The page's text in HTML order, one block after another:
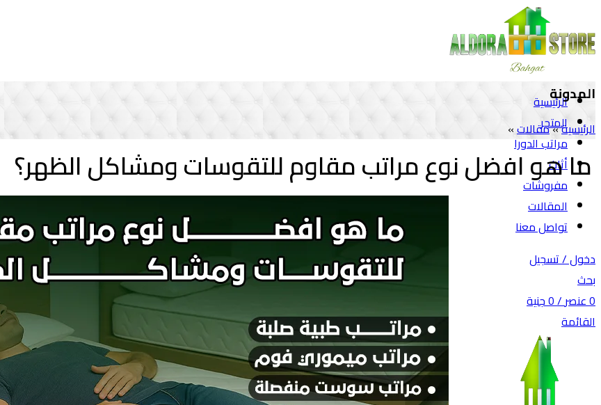
الرئيسية
المتجر
مراتب الدورا
أثاث
مفروشات
المقالات
تواصل معنا
دخول / تسجيل
بحث
0عنصر/
0جنية
القائمة
المدونة
الرئيسية»مقالات»
ما هو افضل نوع مراتب مقاوم للتقوسات ومشاكل الظهر؟